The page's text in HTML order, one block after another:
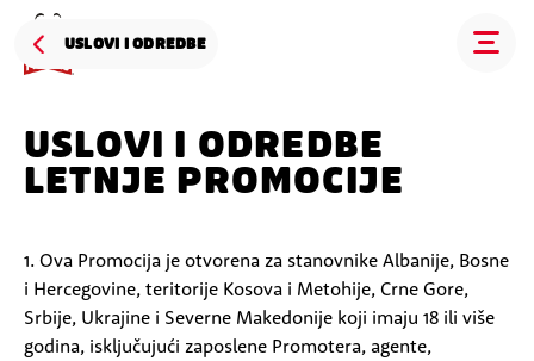
USLOVI I ODREDBE
USLOVI I ODREDBE
LETNJE PROMOCIJE
1. Ova Promocija je otvorena za stanovnike Albanije, Bosne
i Hercegovine, teritorije Kosova i Metohije, Crne Gore,
Srbije, Ukrajine i Severne Makedonije koji imaju 18 ili više
godina, isključujući zaposlene Promotera, agente,